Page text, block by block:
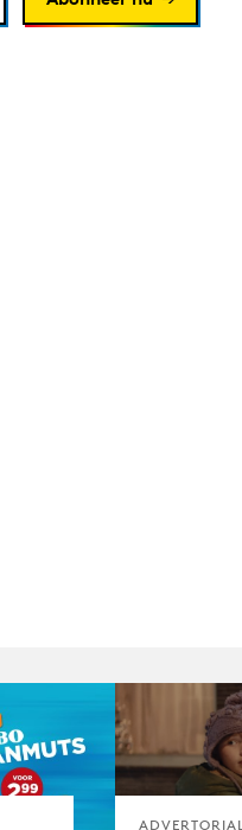
ADVERTORIAL